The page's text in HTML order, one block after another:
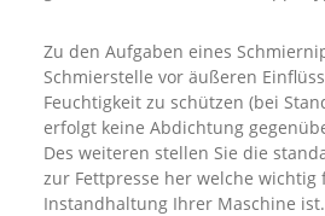
Zu den Aufgaben eines
Schmierstelle vor äußeren
Feuchtigkeit zu schützen (bei
erfolgt keine Abdichtung
Des weiteren stellen Sie die
zur Fettpresse her welche
Instandhaltung Ihrer Maschine ist.